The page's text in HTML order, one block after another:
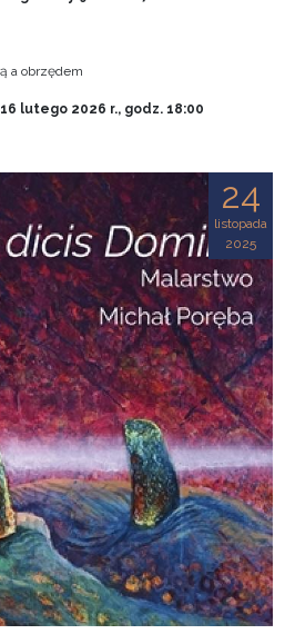
a obrzędem
lutego 2026 r., godz. 18:00
24
listopada
2025